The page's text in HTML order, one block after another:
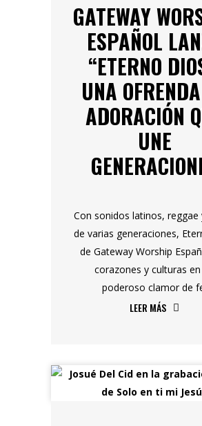
GATEWAY
ESPAÑOL
“ETERNO
UNA
ADORACIÓN
UNE
Con sonidos latinos, reggae
de varias generaciones,
de Gateway Worship
corazones y culturas
poderoso clamor de
LEER MÁS